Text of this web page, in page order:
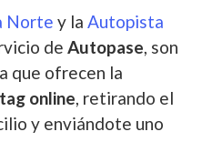
Norte y la Autopista
de Autopase, son
que ofrecen la
online, retirando el
y enviándote uno